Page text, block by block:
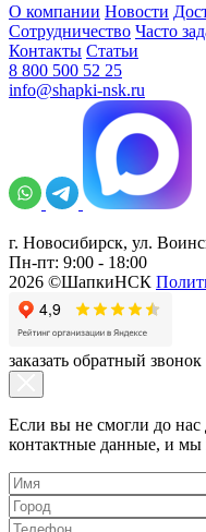
О компании Новости
Сотрудничество Часто
Контакты Статьи
8 800 500 52 25
info@shapki-nsk.ru
г. Новосибирск, ул.
Пн-пт: 9:00 - 18:00
2026 ©ШапкиНСК
заказать обратный звонок
Если вы не смогли до нас
контактные данные, и мы